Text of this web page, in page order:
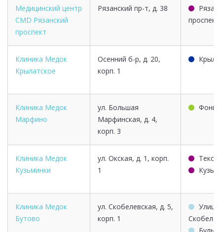
Медицинский центр
CMD Рязанский
проспект
Рязанский пр-т, д. 38
проспект
Клиника Медок
Крылатское
Осенний б-р, д. 20,
корп. 1
Клиника Медок
Марфино
ул. Большая
Марфинская, д. 4,
корп. 3
Клиника Медок
Кузьминки
ул. Окская, д. 1, корп.
1
Клиника Медок
Бутово
ул. Скобелевская, д. 5,
корп. 1
Улица